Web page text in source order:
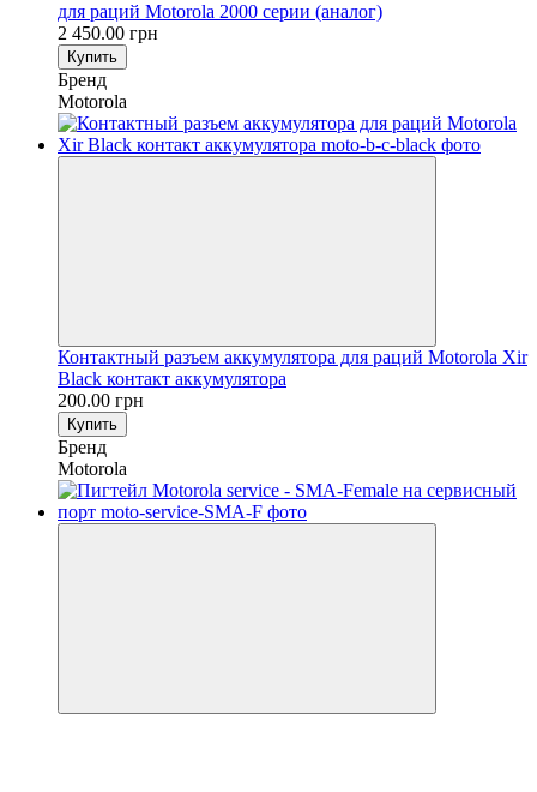
для раций Motorola 2000 серии (аналог)
2 450.00 грн
Купить
Бренд
Motorola
Контактный разъем аккумулятора для раций Motorola Xir
Black контакт аккумулятора
200.00 грн
Купить
Бренд
Motorola